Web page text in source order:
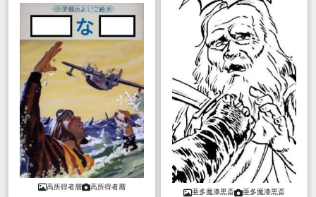
高所得者層 高所得者層
亜多魔漆黒斎 亜多魔漆黒斎